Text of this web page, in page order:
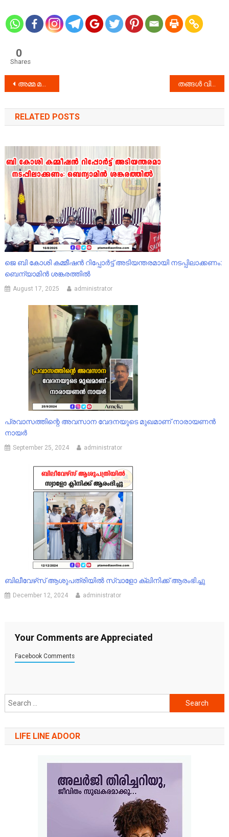
0
Shares
Post
navigation
അമ്മ മരിച്ച വിവരം പറഞ്ഞിട്ടും അതിഥി തൊഴിലാളിയെ നാട്ടിലേക്ക് വിട്ടില്ല: കോഴഞ്ചേരിയിലെ ഹോട്ടലുടമയുടെ മകനെതിരേ പൊലീസ് കേസ് തങ്ങൾ വിശ്വസിക്കുന്ന പ്രസ്ഥാനത്തിന്റെ ജീർണതകളെക്കുറിച്ചു തുറന്നടിച്ച് നോവലിസ്റ്റ് സിവി ബാലകൃഷ്ണൻ ;
RELATED POSTS
ജെ ബി കോശി കമ്മീഷൻ റിപ്പോർട്ട് അടിയന്തരമായി നടപ്പിലാക്കണം:
ബെന്യാമിൻ ശങ്കരത്തിൽ
August 17, 2025 administrator
പ്രവാസത്തിന്റെ അവസാന വേദനയുടെ മുഖമാണ് നാരായണൻ
നായർ
September 25, 2024 administrator
ബിലീവേഴ്‌സ് ആശുപത്രിയിൽ സ്വാളോ ക്ലിനിക്ക് ആരംഭിച്ചു
December 12, 2024 administrator
Your Comments are Appreciated
Facebook Comments
Search
for:
LIFE LINE ADOOR